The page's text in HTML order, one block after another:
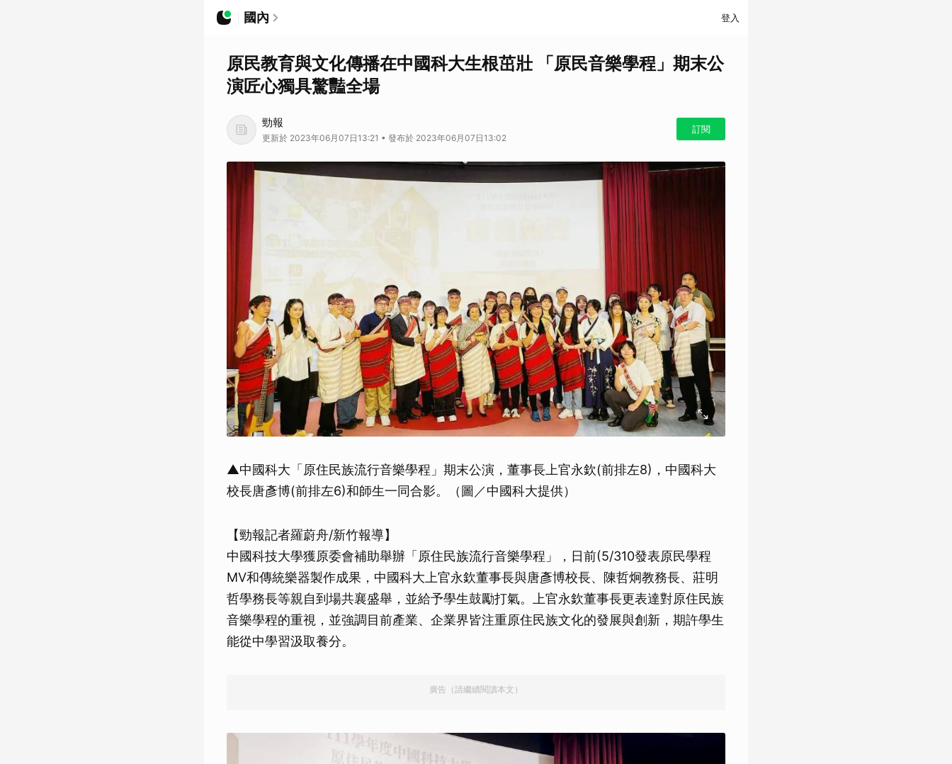
國內 登入
原民教育與文化傳播在中國科大生根茁壯 「原民音樂學程」期末公
演匠心獨具驚豔全場
勁報
更新於 2023年06月07日13:21 • 發布於 2023年06月07日13:02
訂閱
▲中國科大「原住民族流行音樂學程」期末公演，董事長上官永欽(前排左8)，中國科大
校長唐彥博(前排左6)和師生一同合影。（圖／中國科大提供）
【勁報記者羅蔚舟/新竹報導】
中國科技大學獲原委會補助舉辦「原住民族流行音樂學程」，日前(5/310發表原民學程
MV和傳統樂器製作成果，中國科大上官永欽董事長與唐彥博校長、陳哲炯教務長、莊明
哲學務長等親自到場共襄盛舉，並給予學生鼓勵打氣。上官永欽董事長更表達對原住民族
音樂學程的重視，並強調目前產業、企業界皆注重原住民族文化的發展與創新，期許學生
能從中學習汲取養分。
廣告（請繼續閱讀本文）